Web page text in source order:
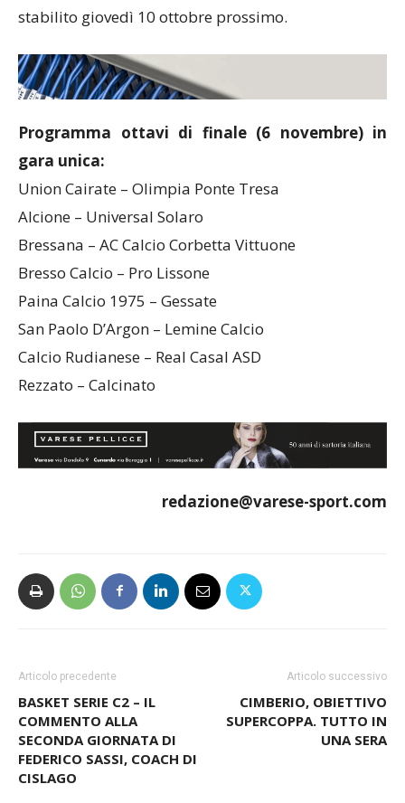
stabilito giovedì 10 ottobre prossimo.
Programma ottavi di finale (6 novembre) in
gara unica:
Union Cairate – Olimpia Ponte Tresa
San Paolo D’Argon – Lemine Calcio
Articolo precedente
BASKET SERIE C2 – IL
COMMENTO ALLA
SECONDA GIORNATA DI
Articolo successivo
CIMBERIO, OBIETTIVO